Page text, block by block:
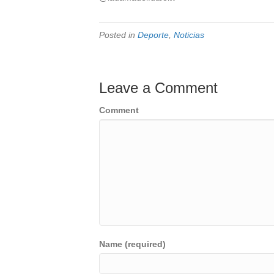
Posted in Deporte Noticias
Leave a Comment
Comment
Name (required)